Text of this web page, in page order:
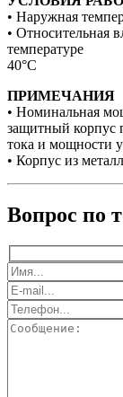
• Наружная
• Относительная
температуре
40°C
ПРИМЕЧАНИЯ
• Номинальная
защитный корпус
тока и мощности
• Корпус из
Вопрос по